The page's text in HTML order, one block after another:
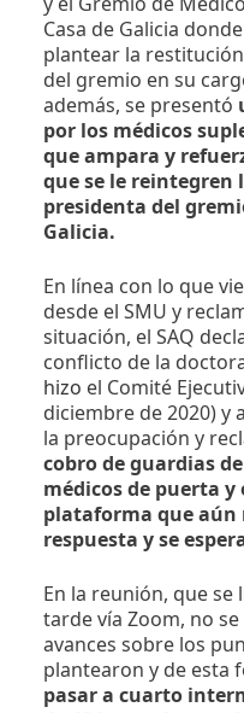
Casa de Galicia
plantear la
del gremio en su
además, se presentó
por los médicos
que ampara y
que se le reintegren
presidenta del
Galicia.
En línea con lo que
desde el SMU y
situación, el SAQ
conflicto de la
hizo el Comité
diciembre de 2020) y
la preocupación y
cobro de guardias
médicos de puerta
plataforma que aún
respuesta y se
En la reunión, que se
tarde vía Zoom, no
avances sobre los
plantearon y de esta
pasar a cuarto